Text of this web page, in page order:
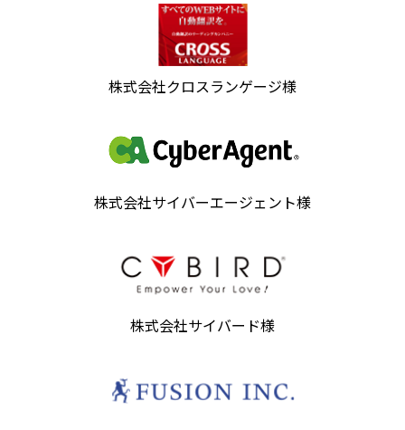
株式会社クロスランゲージ様
株式会社サイバーエージェント様
株式会社サイバード様